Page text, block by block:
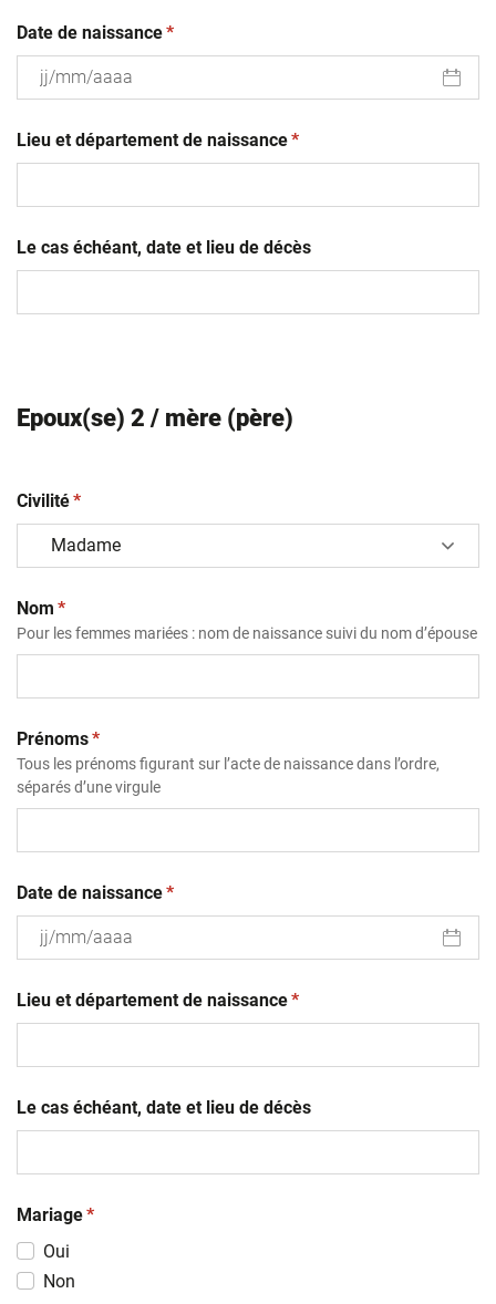
Date de naissance(obligatoire)
*
slash
MM
Lieu et département de naissance(obligatoire)
*
Le cas échéant, date et lieu de décès
Epoux(se) 2 / mère (père)
Civilité(obligatoire)
*
Nom (obligatoire)
*
Pour les femmes mariées : nom de naissance suivi du nom d’épouse
Prénoms(obligatoire)
*
Tous les prénoms figurant sur l’acte de naissance dans l’ordre,
séparés d’une virgule
Date de naissance(obligatoire)
*
slash
MM
Lieu et département de naissance(obligatoire)
*
Le cas échéant, date et lieu de décès
Mariage(obligatoire)
*
Oui
Non